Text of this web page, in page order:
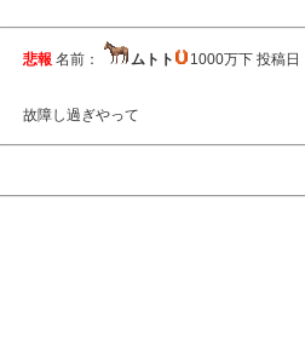
悲報 名前： ムトト 1000万下 投稿
故障し過ぎやって